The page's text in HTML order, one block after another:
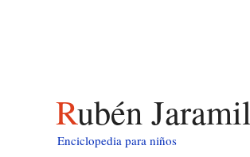
Rubén
Enciclopedia para niños